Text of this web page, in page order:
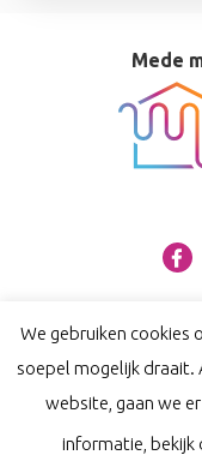
Mede
We gebruiken cookies
soepel mogelijk draait.
website, gaan we
informatie, bekijk